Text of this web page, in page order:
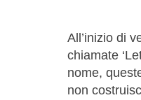
All’inizio di
chiamate
nome,
non